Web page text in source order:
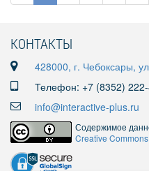
КОНТАКТЫ
428000, г. Чебоксары,
Телефон: +7 (8352)
info@interactive-plus.ru
Содержимое
Creative